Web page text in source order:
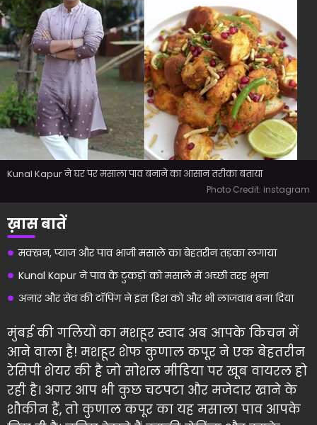
Kunal Kapur ने घर पर मसाला पाव बनाने का आसान तरीका बताया
Photo Credit: instagram
ख़ास बातें
मक्खन, प्याज और पाव भाजी मसाले का बेहतरीन तड़का लगाया
Kunal Kapur ने पाव के टुकड़ों को मसाले में अच्छी तरह भुना
अनार और सेव की टॉपिंग ने इस डिश को और भी लाजवाब बना दिया
मुंबई की गलियों का मशहूर स्वाद अब आपके किचन में
आने वाला है! मशहूर शेफ कुणाल कपूर ने एक बेहतरीन
रेसिपी शेयर की है जो सोशल मीडिया पर खूब वायरल हो
रही है। अगर आप भी कुछ चटपटा और मजेदार खाने के
शौकीन हैं, तो कुणाल कपूर का यह मसाला पाव आपके